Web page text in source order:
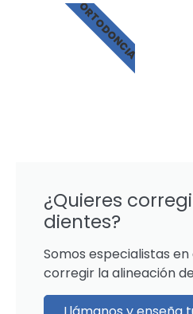
¿Quieres
dientes?
Somos especialistas
corregir la alineación
ORTODONCIA